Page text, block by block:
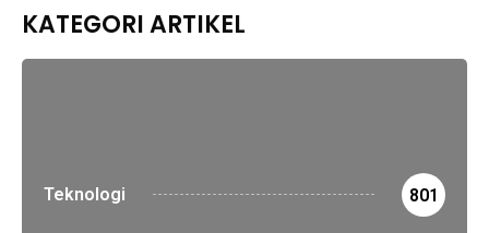
KATEGORI ARTIKEL
Teknologi 801